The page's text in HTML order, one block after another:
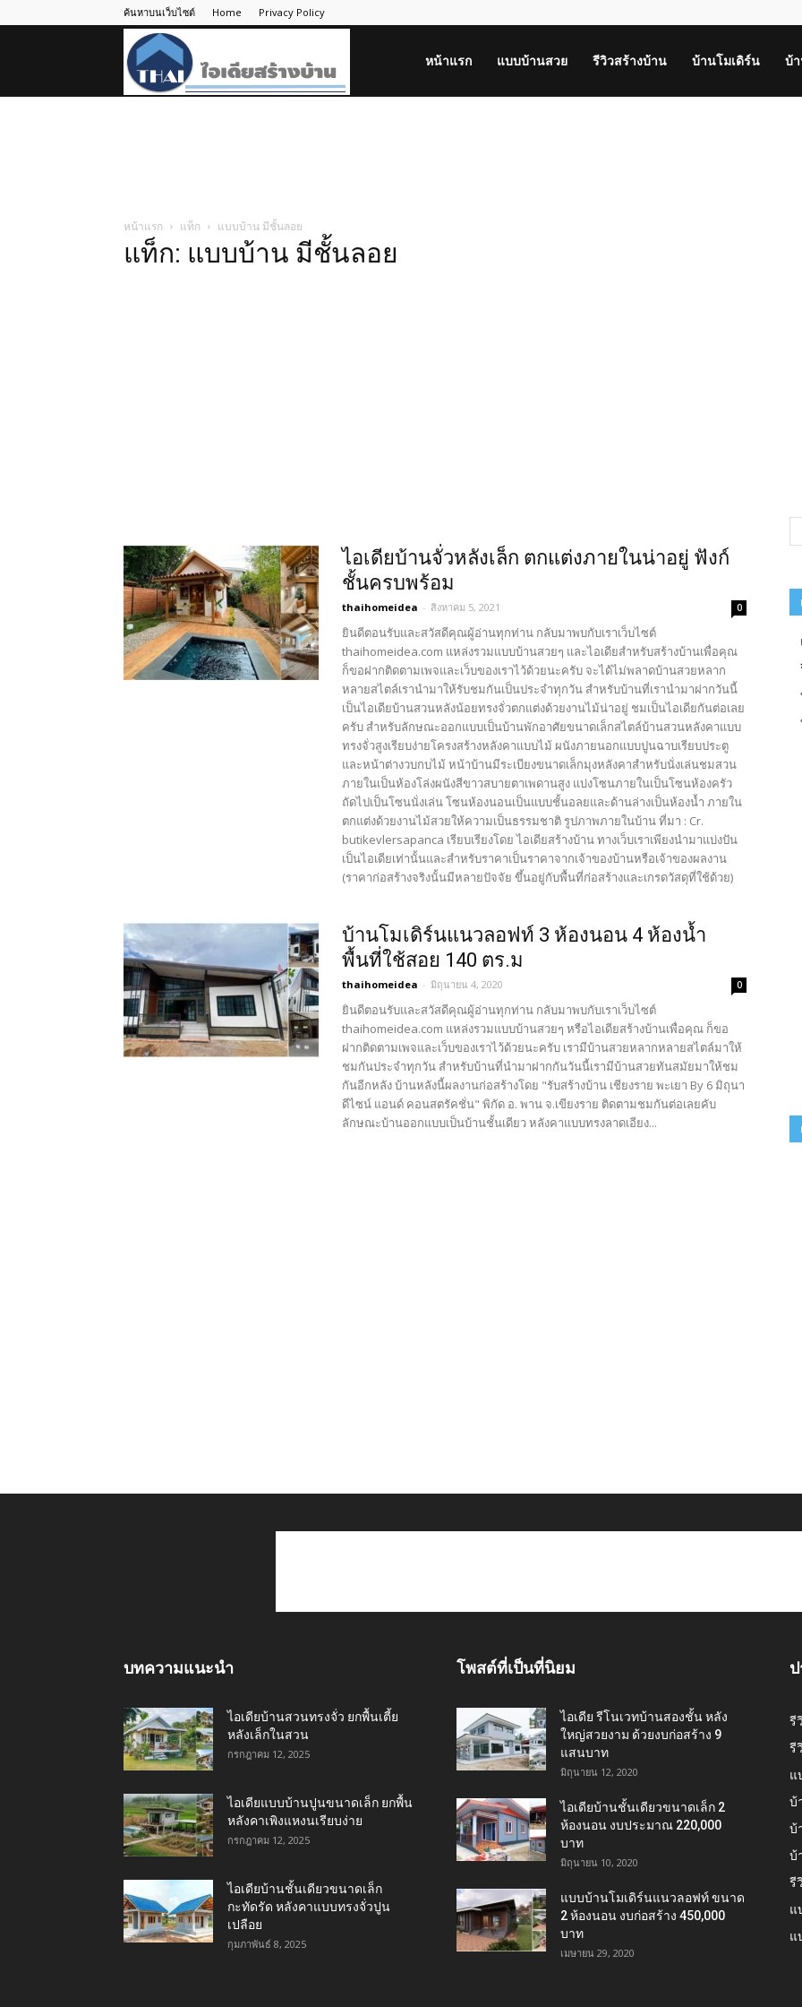
ค้นหาบนเว็บไซต์ Home Privacy Policy
หน้าแรก แบบบ้านสวย รีวิวสร้างบ้าน บ้านโมเดิร์น บ้
หน้าแรก แท็ก แบบบ้าน มีชั้นลอย
แท็ก: แบบบ้าน มีชั้นลอย
ไอเดียบ้านจั่วหลังเล็ก ตกแต่งภายในน่าอยู่ ฟังก์
ชั้นครบพร้อม
thaihomeidea - สิงหาคม 5, 2021 0
ยินดีตอนรับและสวัสดีคุณผู้อ่านทุกท่าน กลับมาพบกับเราเว็บไซต์
thaihomeidea.com แหล่งรวมแบบบ้านสวยๆ และไอเดียสำหรับสร้างบ้านเพื่อคุณ
ก็ขอฝากติดตามเพจและเว็บของเราไว้ด้วยนะครับ จะได้ไม่พลาดบ้านสวยหลาก
หลายสไตล์เรานำมาให้รับชมกันเป็นประจำทุกวัน สำหรับบ้านที่เรานำมาฝากวันนี้
เป็นไอเดียบ้านสวนหลังน้อยทรงจั่วตกแต่งด้วยงานไม้น่าอยู่ ชมเป็นไอเดียกันต่อเลย
ครับ สำหรับลักษณะออกแบบเป็นบ้านพักอาศัยขนาดเล็กสไตล์บ้านสวนหลังคาแบบ
ทรงจั่วสูงเรียบง่ายโครงสร้างหลังคาแบบไม้ ผนังภายนอกแบบปูนฉาบเรียบประตู
และหน้าต่างวบกบไม้ หน้าบ้านมีระเบียงขนาดเล็กมุงหลังคาสำหรับนั่งเล่นชมสวน
ภายในเป็นห้องโล่งผนังสีขาวสบายตาเพดานสูง แบ่งโซนภายในเป็นโซนห้องครัว
ถัดไปเป็นโซนนั่งเล่น โซนห้องนอนเป็นแบบชั้นอลยและด้านล่างเป็นห้องน้ำ ภายใน
ตกแต่งด้วยงานไม้สวยให้ความเป็นธรรมชาติ รูปภาพภายในบ้าน ที่มา : Cr.
butikevlersapanca เรียบเรียงโดย ไอเดียสร้างบ้าน ทางเว็บเราเพียงนำมาแบ่งปัน
เป็นไอเดียเท่านั้นและสำหรับราคาเป็นราคาจากเจ้าของบ้านหรือเจ้าของผลงาน
(ราคาก่อสร้างจริงนั้นมีหลายปัจจัย ขึ้นอยู่กับพื้นที่ก่อสร้างและเกรดวัสดุที่ใช้ด้วย)
บ้านโมเดิร์นแนวลอฟท์ 3 ห้องนอน 4 ห้องน้ำ
พื้นที่ใช้สอย 140 ตร.ม
thaihomeidea - มิถุนายน 4, 2020 0
ยินดีตอนรับและสวัสดีคุณผู้อ่านทุกท่าน กลับมาพบกับเราเว็บไซต์
thaihomeidea.com แหล่งรวมแบบบ้านสวยๆ หรือไอเดียสร้างบ้านเพื่อคุณ ก็ขอ
ฝากติดตามเพจและเว็บของเราไว้ด้วยนะครับ เรามีบ้านสวยหลากหลายสไตล์มาให้
ชมกันประจำทุกวัน สำหรับบ้านที่นำมาฝากกันวันนี้เรามีบ้านสวยทันสมัยมาให้ชม
กันอีกหลัง บ้านหลังนี้ผลงานก่อสร้างโดย "รับสร้างบ้าน เชียงราย พะเยา By 6 มิถุนา
ดีไซน์ แอนด์ คอนสตรัคชั่น" พิกัด อ. พาน จ.เขียงราย ติดตามชมกันต่อเลยคับ
ลักษณะบ้านออกแบบเป็นบ้านชั้นเดียว หลังคาแบบทรงลาดเอียง...
บทความแนะนำ
ไอเดียบ้านสวนทรงจั่ว ยกพื้นเตี้ย
หลังเล็กในสวน
กรกฎาคม 12, 2025
ไอเดียแบบบ้านปูนขนาดเล็ก ยกพื้น
หลังคาเพิงแหงนเรียบง่าย
กรกฎาคม 12, 2025
ไอเดียบ้านชั้นเดียวขนาดเล็ก
กะทัดรัด หลังคาแบบทรงจั่วปูน
เปลือย
กุมภาพันธ์ 8, 2025
โพสต์ที่เป็นที่นิยม
ไอเดีย รีโนเวทบ้านสองชั้น หลัง
ใหญ่สวยงาม ด้วยงบก่อสร้าง 9
แสนบาท
มิถุนายน 12, 2020
ไอเดียบ้านชั้นเดียวขนาดเล็ก 2
ห้องนอน งบประมาณ 220,000
บาท
มิถุนายน 10, 2020
แบบบ้านโมเดิร์นแนวลอฟท์ ขนาด
2 ห้องนอน งบก่อสร้าง 450,000
บาท
เมษายน 29, 2020
รี
รี
แ
บ้
บ้
บ้
รี
แ
แ